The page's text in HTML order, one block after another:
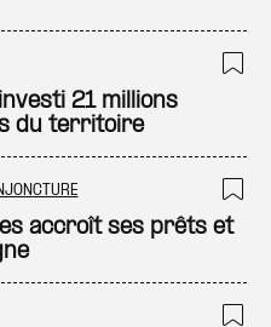
21 millions
du territoire
accroît ses prêts et